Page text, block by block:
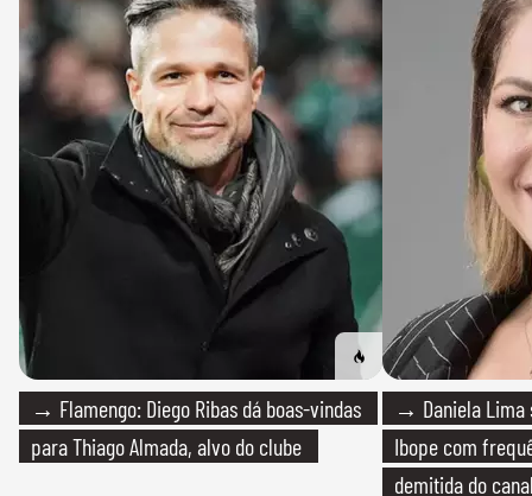
→ Flamengo: Diego Ribas dá boas-vindas
para Thiago Almada, alvo do clube
→ Daniela Lima
Ibope com
demitida do